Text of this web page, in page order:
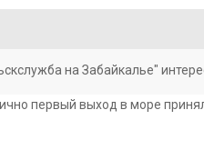
на Забайкалье"
первый выход в море